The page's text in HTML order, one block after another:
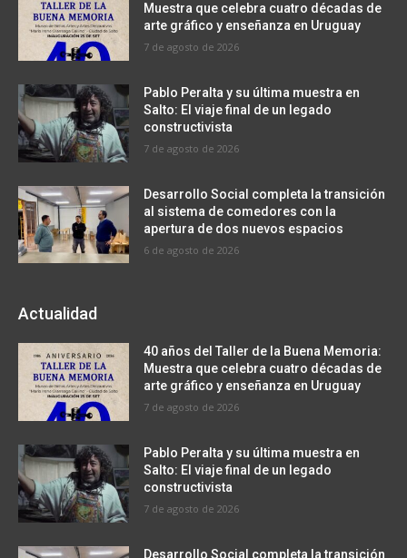
Muestra que celebra cuatro décadas de
arte gráfico y enseñanza en Uruguay
7 de agosto de 2026
Pablo Peralta y su última muestra en
Salto: El viaje final de un legado
constructivista
7 de agosto de 2026
Desarrollo Social completa la transición
al sistema de comedores con la
apertura de dos nuevos espacios
6 de agosto de 2026
Actualidad
40 años del Taller de la Buena Memoria:
Muestra que celebra cuatro décadas de
arte gráfico y enseñanza en Uruguay
7 de agosto de 2026
Pablo Peralta y su última muestra en
Salto: El viaje final de un legado
constructivista
7 de agosto de 2026
Desarrollo Social completa la transición